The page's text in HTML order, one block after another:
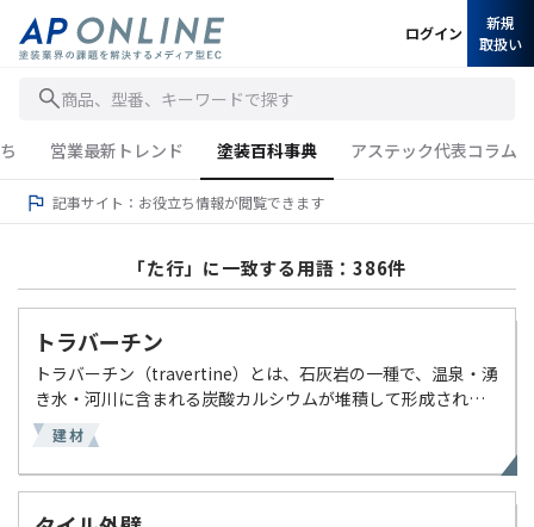
商品、型番、キーワードで探す
ログイン
新規
取扱い
営業最新トレンド 塗装百科事典 アステック代表コラム
記事サイト：お役立ち情報が閲覧できます
「た行」に一致する用語：386件
トラバーチン
トラバーチン（travertine）とは、石灰岩の一種で、温泉・湧
き水・河川に含まれる炭酸カルシウムが堆積して形成された
多孔質の岩石のこと。表面に独特の筋模様・孔が見られ、建
築の外装・内装材として高く評価されている。 【 […]
建材